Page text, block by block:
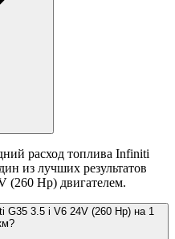
расход топлива Infiniti
из лучших результатов
(260 Hp) двигателем.
G35 3.5 i V6 24V (260 Hp) на 1